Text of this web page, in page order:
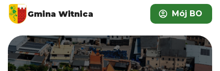
Gmina Witnica Mój BO